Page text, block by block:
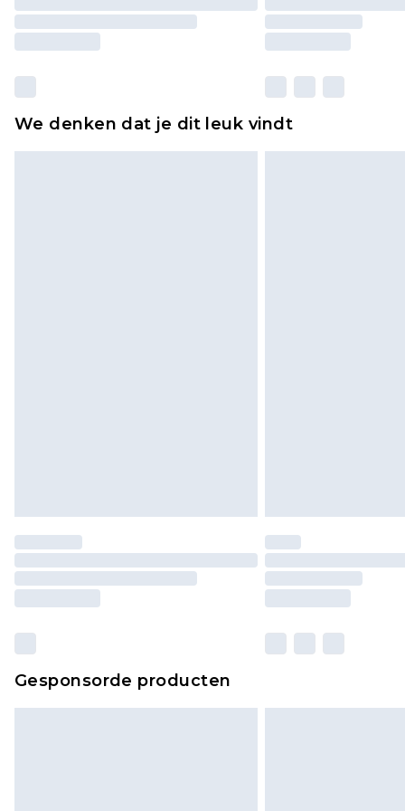
We denken dat je dit leuk vindt
Gesponsorde producten